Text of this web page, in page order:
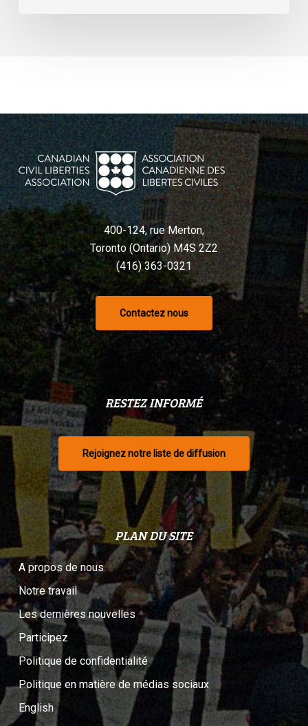
400-124, rue Merton,
Toronto (Ontario) M4S 2Z2
(416) 363-0321
Contactez nous
RESTEZ INFORMÉ
Rejoignez notre liste de diffusion
PLAN DU SITE
A propos de nous
Notre travail
Les dernières nouvelles
Participez
Politique de confidentialité
Politique en matière de médias sociaux
English